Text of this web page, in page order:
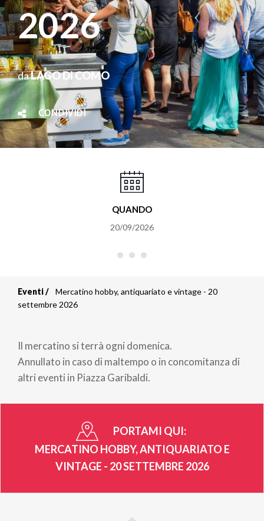
2026
daLAGO DI COMO
CONDIVIDI
QUANDO
20/09/2026
Briciole
pane
Eventi
Mercatino hobby, antiquariato e vintage - 20
settembre 2026
Il mercatino si terrà ogni domenica.
Annullato in caso di maltempo o in concomitanza di
altri eventi in Piazza Garibaldi.
PORTAMI QUI:
MERCATINO HOBBY, ANTIQUARIATO E
VINTAGE - 20 SETTEMBRE 2026